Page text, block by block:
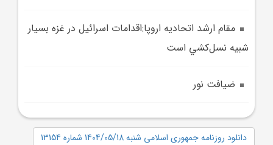
مقام ارشد اتحاديه اروپا:اقدامات اسرائيل در غزه بسيار
شبيه نسل‌کشي است
ضيافت نور
دانلود روزنامه جمهوری اسلامی شنبه 1404/05/18 شماره 13154